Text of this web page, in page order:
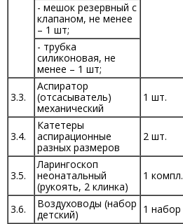
- мешок резервный с
клапаном, не менее
– 1 шт;
- трубка
силиконовая, не
менее – 1 шт;
3.3.
Аспиратор
(отсасыватель)
механический
1 шт.
3.4.
Катетеры
аспирационные
разных размеров
2 шт.
3.5.
Ларингоскоп
неонатальный
(рукоять, 2 клинка)
1 компл.
3.6.
Воздуховоды (набор
детский)
1 набор